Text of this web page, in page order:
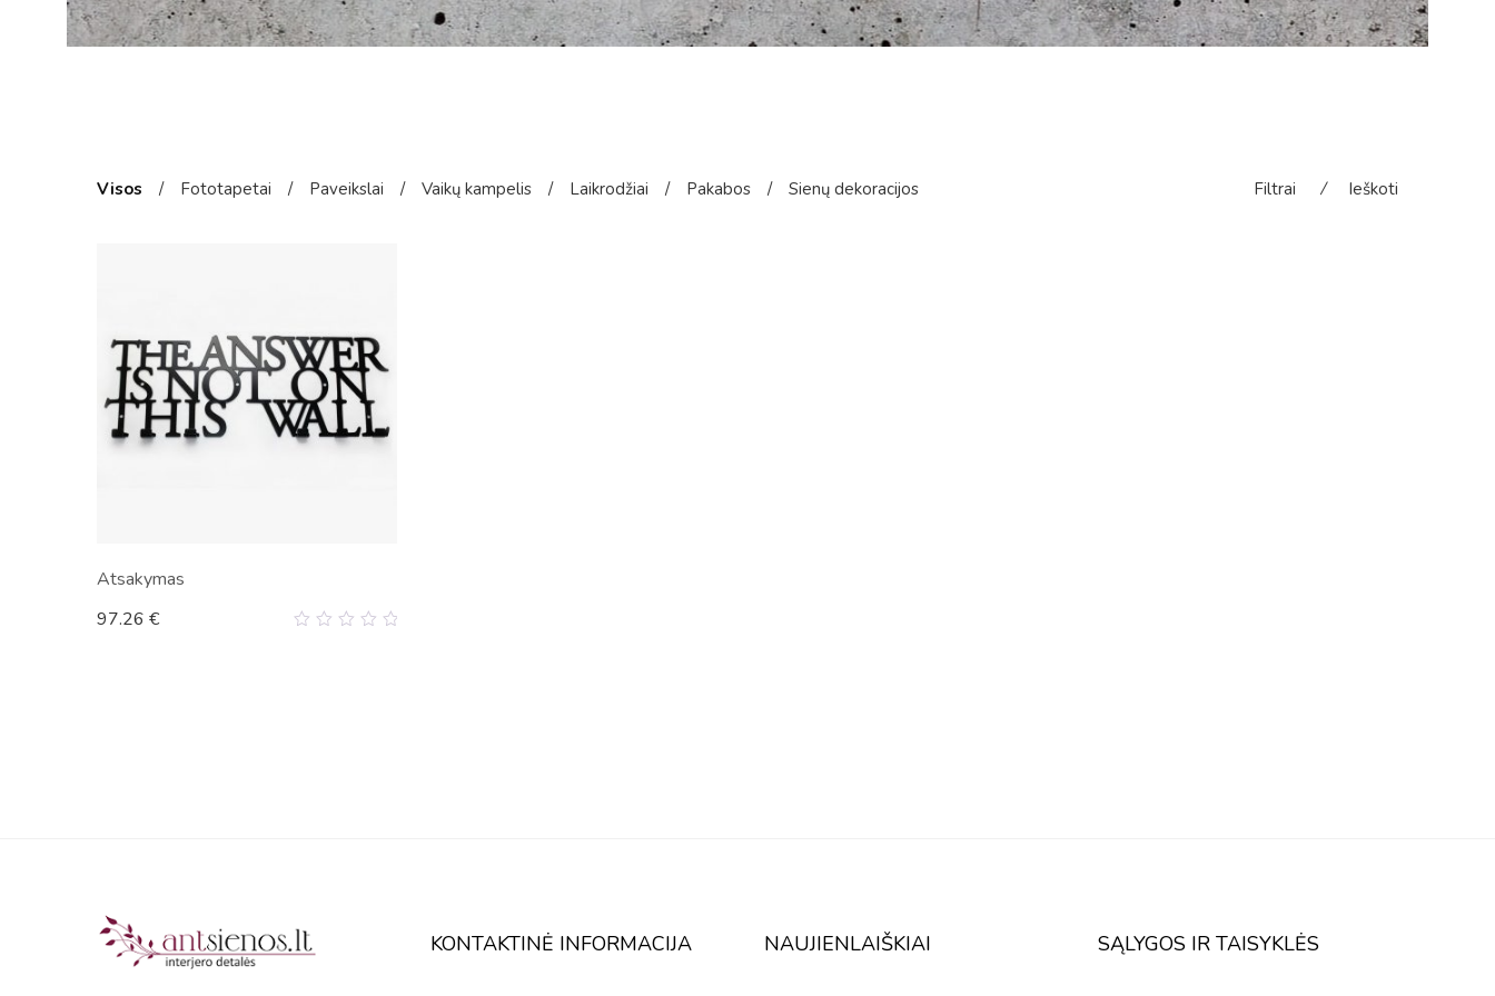
Visos / Fototapetai / Paveikslai / Vaikų kampelis / Laikrodžiai / Pakabos / Sienų dekoracijos Filtrai ⁄ Ieškoti
Atsakymas
97.26 €
KONTAKTINĖ INFORMACIJA NAUJIENLAIŠKIAI SĄLYGOS IR TAISYKLĖS